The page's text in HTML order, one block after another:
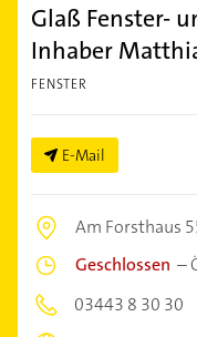
Glaß Fenster-
Inhaber
FENSTER
E-Mail
Am Forsthaus
Geschlossen –
03443 8 30 30